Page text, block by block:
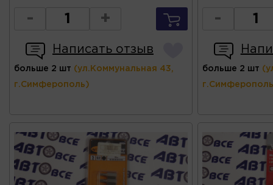
- +
Написать отзыв
больше 2 шт (ул.Коммунальная 43,
г.Симферополь)
-
больше 2 шт